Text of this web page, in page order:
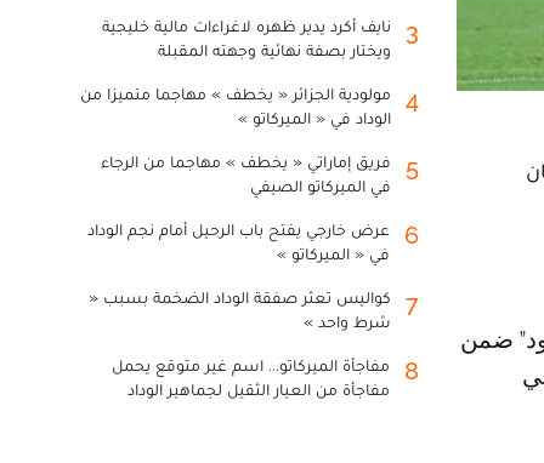
3
نايف أكرد يدير ظهره لاغراءات مالية خليجية
ويختار بصفة نهائية وجهته المقبلة
4
مولودية الجزائر « يخطف » مهاجما متميزا من
الوداد في « الميركاتو »
5
فريق إماراتي « يخطف » مهاجما من الرجاء
في الميركاتو الصيفي
6
عرض خارجي يفتح باب الرحيل أمام نجم الوداد
في « الميركاتو »
7
كواليس تعثر صفقة الوداد الضخمة بسبب «
شرط واحد »
8
مفاجأة الميركاتو... اسم غير متوقع يحمل
مفاجأة من العيار الثقيل لجماهير الوداد